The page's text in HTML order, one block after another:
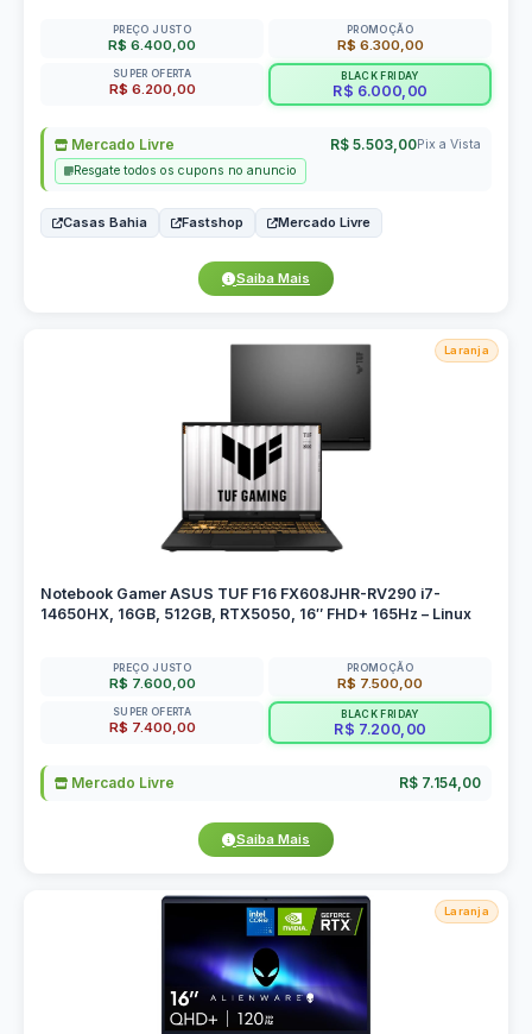
PREÇO JUSTO
R$ 6.400,00
PROMOÇÃO
R$ 6.300,00
SUPER OFERTA
R$ 6.200,00
BLACK FRIDAY
R$ 6.000,00
Mercado Livre R$ 5.503,00Pix a Vista
Resgate todos os cupons no anuncio
Casas Bahia Fastshop Mercado Livre
Saiba Mais
Laranja
Notebook Gamer ASUS TUF F16 FX608JHR-RV290 i7-
14650HX, 16GB, 512GB, RTX5050, 16″ FHD+ 165Hz – Linux
PREÇO JUSTO
R$ 7.600,00
PROMOÇÃO
R$ 7.500,00
SUPER OFERTA
R$ 7.400,00
BLACK FRIDAY
R$ 7.200,00
Mercado Livre R$ 7.154,00
Saiba Mais
Laranja